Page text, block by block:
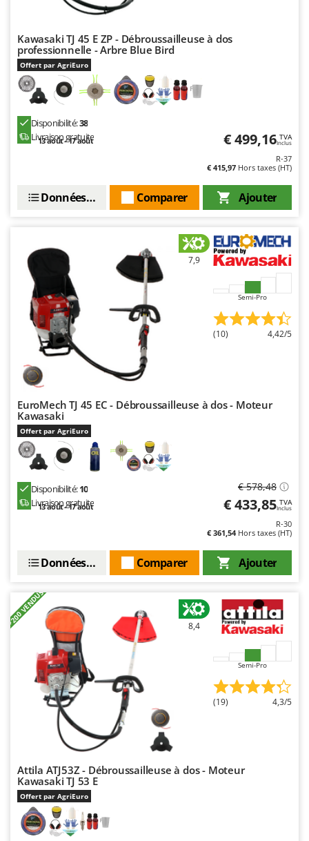
Kawasaki TJ 45 E ZP - Débroussailleuse à dos
professionnelle - Arbre Blue Bird
Offert par AgriEuro
Disponibilité:38
Livraison gratuite
13 août - 17 août € 499,16 TVA
Inclus
R-37
€ 415,97 Hors taxes (HT)
Ajouter
Comparer
Données techniques
7,9
Semi-Pro
(10) 4,42/5
EuroMech TJ 45 EC - Débroussailleuse à dos - Moteur
Kawasaki
Offert par AgriEuro
Disponibilité:10
Livraison gratuite
13 août - 17 août
€ 578,48
€ 433,85 TVA
Inclus
R-30
€ 361,54Hors taxes (HT)
Ajouter
Comparer
Données techniques
+200 VENDUS 8,4
Semi-Pro
(19) 4,3/5
Attila ATJ53Z - Débroussailleuse à dos - Moteur
Kawasaki TJ 53 E
Offert par AgriEuro